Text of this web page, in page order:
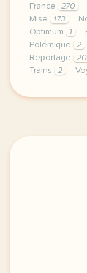
France
270
Mise
173
Optimum
1
Polémique
2
Reportage
Trains
2
continuer